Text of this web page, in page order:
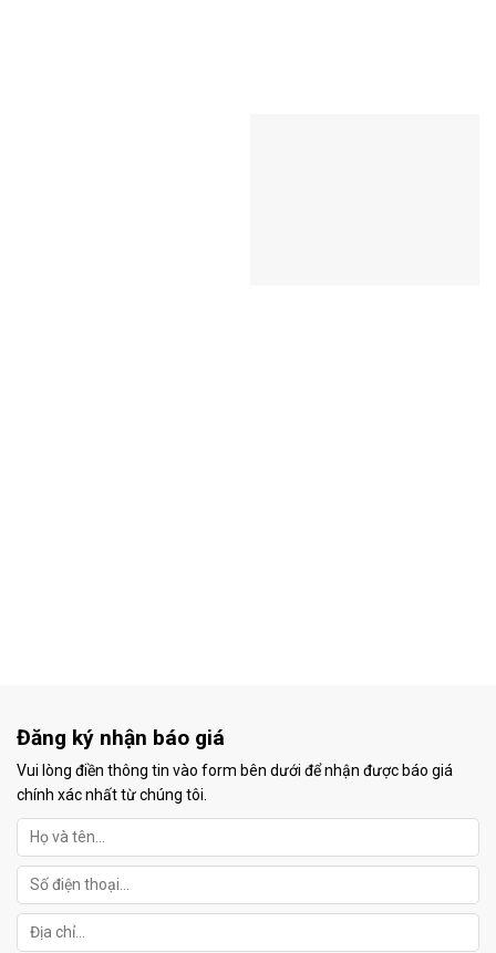
Đăng ký nhận báo giá
Vui lòng điền thông tin vào form bên dưới để nhận được báo giá
chính xác nhất từ chúng tôi.